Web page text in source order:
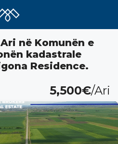
në Komunën e
kadastrale
Residence.
5,500€/Ari